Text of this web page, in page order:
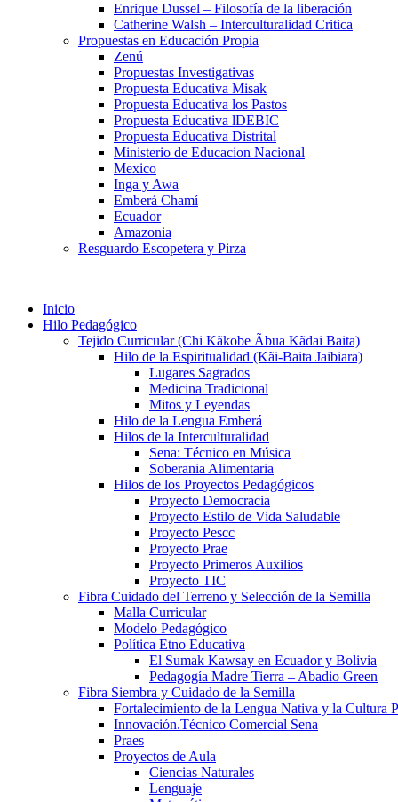
Enrique Dussel – Filosofía de la liberación
Catherine Walsh – Interculturalidad Critica
Propuestas en Educación Propia
Zenú
Propuestas Investigativas
Propuesta Educativa Misak
Propuesta Educativa los Pastos
Propuesta Educativa lDEBIC
Propuesta Educativa Distrital
Ministerio de Educacion Nacional
Mexico
Inga y Awa
Emberá Chamí
Ecuador
Amazonia
Resguardo Escopetera y Pirza
Inicio
Hilo Pedagógico
Tejido Curricular (Chi Kãkobe Ãbua Kãdai Baita)
Hilo de la Espiritualidad (Kãi-Baita Jaibiara)
Lugares Sagrados
Medicina Tradicional
Mitos y Leyendas
Hilo de la Lengua Emberá
Hilos de la Interculturalidad
Sena: Técnico en Música
Soberania Alimentaria
Hilos de los Proyectos Pedagógicos
Proyecto Democracia
Proyecto Estilo de Vida Saludable
Proyecto Pescc
Proyecto Prae
Proyecto Primeros Auxilios
Proyecto TIC
Fibra Cuidado del Terreno y Selección de la Semilla
Malla Curricular
Modelo Pedagógico
Política Etno Educativa
El Sumak Kawsay en Ecuador y Bolivia
Pedagogía Madre Tierra – Abadio Green
Fibra Siembra y Cuidado de la Semilla
Fortalecimiento de la Lengua Nativa y la Cultura
Innovación.Técnico Comercial Sena
Praes
Proyectos de Aula
Ciencias Naturales
Lenguaje